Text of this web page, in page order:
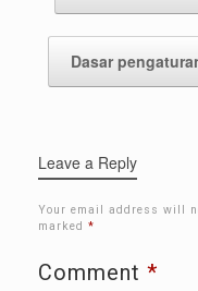
Dasar
Leave a Reply
Your email address will
marked *
Comment *